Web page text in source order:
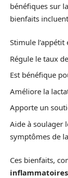
bénéfiques sur
bienfaits
Stimule
Régule le taux
Est bénéfique
Améliore la
Apporte un
Aide à soulager
symptômes de
Ces bienfaits,
inflammatoires